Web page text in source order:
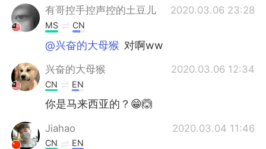
有哥控手控声控的土豆儿 2020.03.06 23:28
MS CN
@兴奋的大母猴 对啊ww
兴奋的大母猴 2020.03.06 12:34
CN EN
你是马来西亚的？😁🙆
Jiahao 2020.03.04 11:46
CN EN